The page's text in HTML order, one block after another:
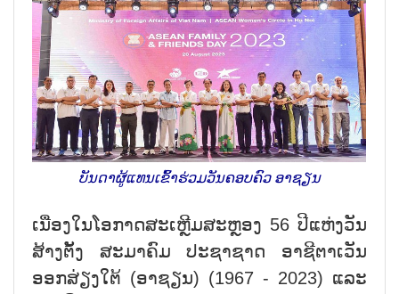
ບັນດາຜູ້ແທນເຂົ້າຮ່ວມວັນຄອບຄົວ ອາຊຽນ
ເນື່ອງໃນໂອກາດສະເຫຼີມສະຫຼອງ 56 ປີແຫ່ງວັນ
ສ້າງຕັ້ງ ສະມາຄົມ ປະຊາຊາດ ອາຊີຕາເວັນ
ອອກສ່ຽງໃຕ້ (ອາຊຽນ) (1967 - 2023) ແລະ